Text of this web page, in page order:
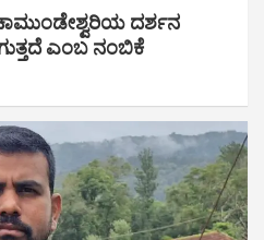
ದರ್ಶನ
ಎಂಬ ನಂಬಿಕೆ